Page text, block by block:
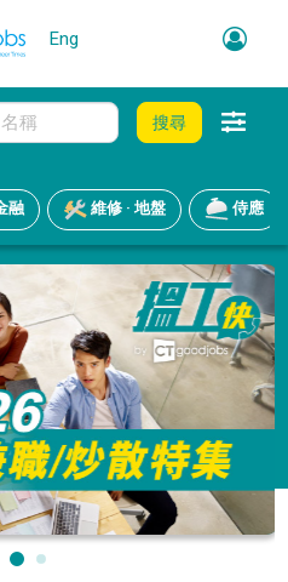
Eng
搜尋
融 維修 · 地盤 侍應